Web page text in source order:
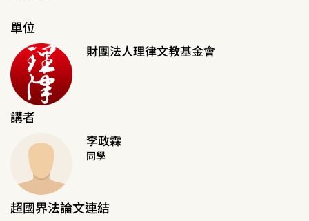
單位
財團法人理律文教基金會
講者
李政霖
同學
超國界法論文連結